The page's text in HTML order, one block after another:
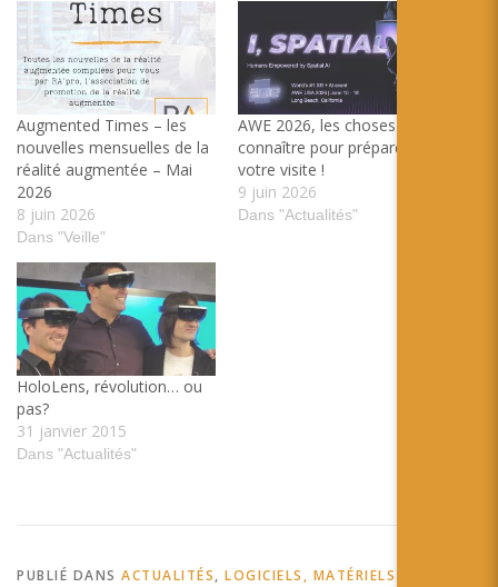
Augmented Times – les
nouvelles mensuelles de la
réalité augmentée – Mai
2026
8 juin 2026
Dans "Veille"
AWE 2026, les choses à
connaître pour préparer
votre visite !
9 juin 2026
Dans "Actualités"
HoloLens, révolution… ou
pas?
31 janvier 2015
Dans "Actualités"
PUBLIÉ DANS ACTUALITÉS, LOGICIELS, MATÉRIELS ET